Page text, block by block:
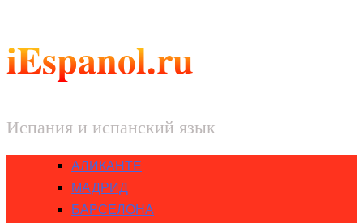
iEspanol.ru
Испания и испанский язык
АЛИКАНТЕ
МАДРИД
БАРСЕЛОНА